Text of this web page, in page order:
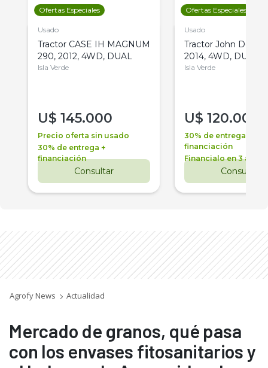
Ofertas Especiales
Usado
Tractor CASE IH MAGNUM
290, 2012, 4WD, DUAL
Isla Verde
U$ 145.000
Precio oferta sin usado
30% de entrega +
financiación
Consultar
Ofertas Especiales
Usado
Tractor John Deere
2014, 4WD, DUAL
Isla Verde
U$ 120.000
30% de entrega +
financiación
Financialo en 3 años
Consultar
Agrofy News Actualidad
Mercado de granos, qué pasa
con los envases fitosanitarios y